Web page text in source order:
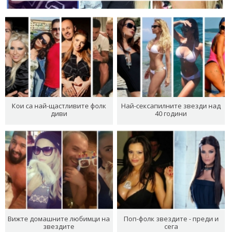
Кои са най-щастливите фолк
диви
Най-сексапилните звезди над
40 години
Вижте домашните любимци на
звездите
Поп-фолк звездите - преди и
сега